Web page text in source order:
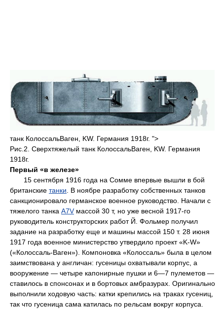
танк КолоссальВаген, KW. Германия 1918г. ">
Рис.2. Сверхтяжелый танк КолоссальВаген, KW. Германия
1918г.
Первый «в железе»
15 сентября 1916 года на Сомме впервые вышли в бой
британские танки. В ноябре разработку собственных танков
санкционировало германское военное руководство. Начали с
тяжелого танка A7Vмассой 30 т, но уже весной 1917-го
руководитель конструкторских работ Й. Фольмер получил
задание на разработку еще и машины массой 150 т. 28 июня
1917 года военное министерство утвердило проект «K-W»
(«Колоссаль-Ваген»). Компоновка «Колоссаль» была в целом
заимствована у англичан: гусеницы охватывали корпус, а
вооружение — четыре капонирные пушки и 6—7 пулеметов —
ставилось в спонсонах и в бортовых амбразурах. Оригинально
выполнили ходовую часть: катки крепились на траках гусениц,
так что гусеница сама катилась по рельсам вокруг корпуса.